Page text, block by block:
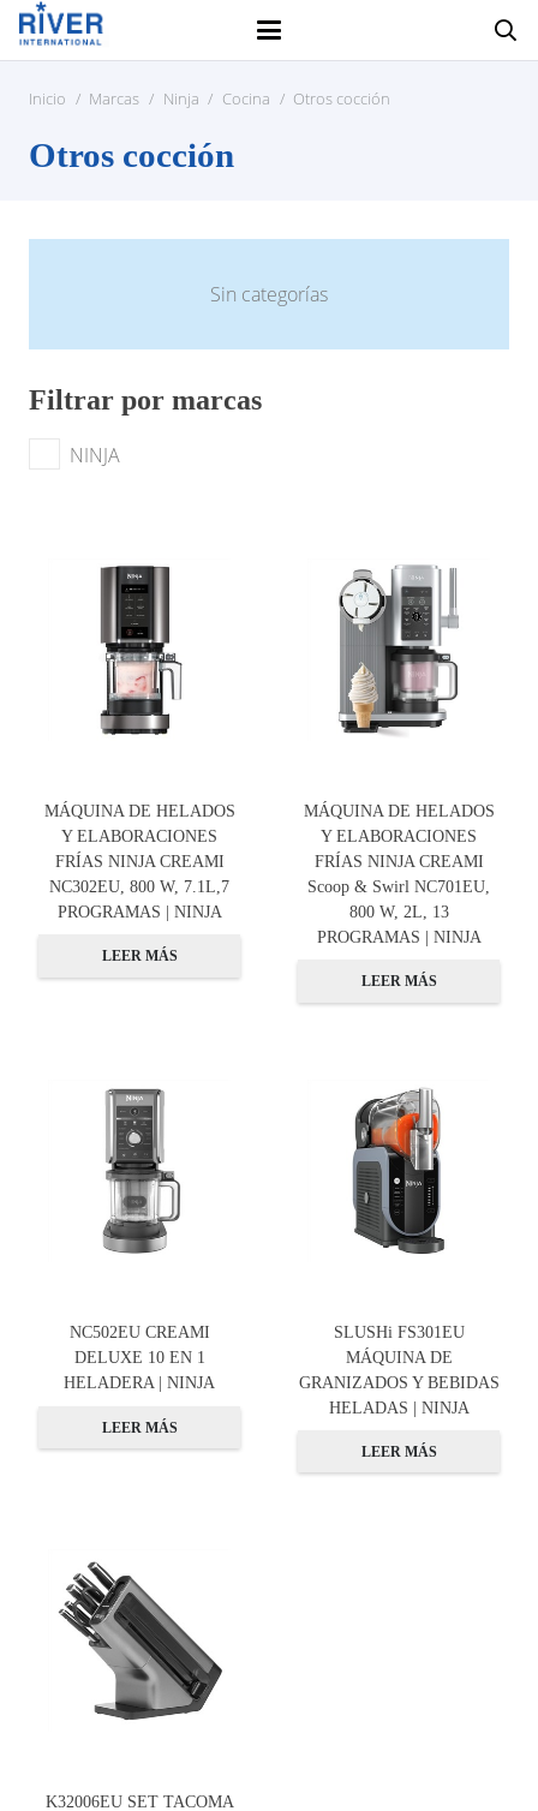
Inicio / Marcas / Ninja / Cocina / Otros cocción
Otros cocción
Sin categorías
Filtrar por marcas
NINJA
MÁQUINA DE HELADOS
Y ELABORACIONES
FRÍAS NINJA CREAMI
NC302EU, 800 W, 7.1L,7
PROGRAMAS | NINJA
LEER MÁS
MÁQUINA DE HELADOS
Y ELABORACIONES
FRÍAS NINJA CREAMI
Scoop & Swirl NC701EU,
800 W, 2L, 13
PROGRAMAS | NINJA
LEER MÁS
NC502EU CREAMI
DELUXE 10 EN 1
HELADERA | NINJA
LEER MÁS
SLUSHi FS301EU
MÁQUINA DE
GRANIZADOS Y BEBIDAS
HELADAS | NINJA
LEER MÁS
K32006EU SET TACOMA